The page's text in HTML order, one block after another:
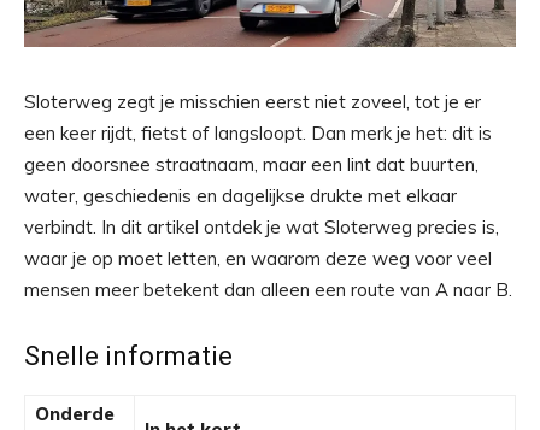
Sloterweg zegt je misschien eerst niet zoveel, tot je er
een keer rijdt, fietst of langsloopt. Dan merk je het: dit is
geen doorsnee straatnaam, maar een lint dat buurten,
water, geschiedenis en dagelijkse drukte met elkaar
verbindt. In dit artikel ontdek je wat Sloterweg precies is,
waar je op moet letten, en waarom deze weg voor veel
mensen meer betekent dan alleen een route van A naar B.
Snelle informatie
Onderde